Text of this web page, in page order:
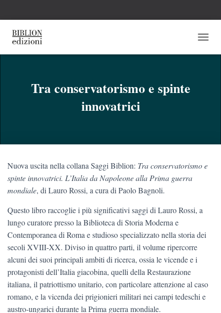
A
G
Tra conservatorismo e spinte
innovatrici
Nuova uscita nella collana Saggi Biblion: Tra conservatorismo e
spinte innovatrici. L’Italia da Napoleone alla Prima guerra
mondiale, di Lauro Rossi, a cura di Paolo Bagnoli.
Questo libro raccoglie i più significativi saggi di Lauro Rossi, a
lungo curatore presso la Biblioteca di Storia Moderna e
Contemporanea di Roma e studioso specializzato nella storia dei
secoli XVIII-XX. Diviso in quattro parti, il volume ripercorre
alcuni dei suoi principali ambiti di ricerca, ossia le vicende e i
protagonisti dell’Italia giacobina, quelli della Restaurazione
italiana, il patriottismo unitario, con particolare attenzione al caso
romano, e la vicenda dei prigionieri militari nei campi tedeschi e
austro-ungarici durante la Prima guerra mondiale.